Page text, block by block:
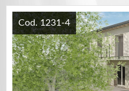
Cod. 1231-4